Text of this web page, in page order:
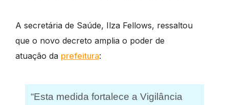
A secretária de Saúde, Ilza Fellows, ressaltou
que o novo decreto amplia o poder de
atuação da prefeitura:
“Esta medida fortalece a Vigilância